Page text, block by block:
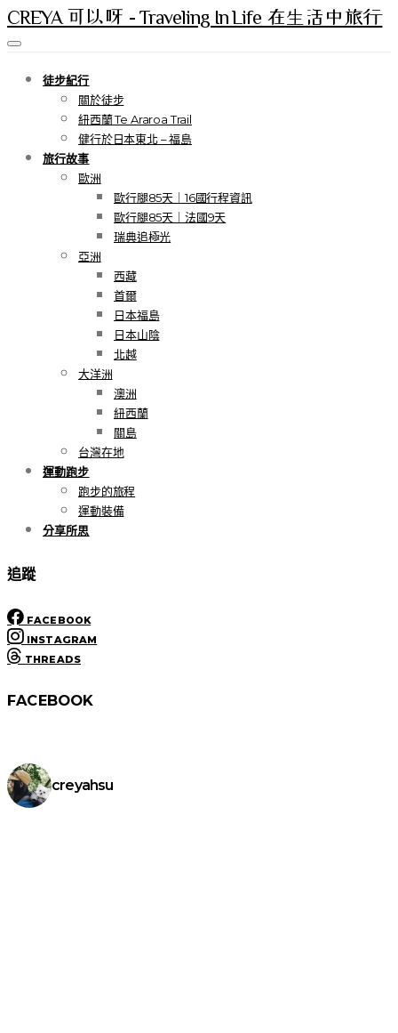
CREYA 可以呀 - Traveling In Life 在生活中旅行
徒步紀行
關於徒步
紐西蘭 Te Araroa Trail
健行於日本東北 – 福島
旅行故事
歐洲
歐行腿85天｜16國行程資訊
歐行腿85天｜法國9天
瑞典追極光
亞洲
西藏
首爾
日本福島
日本山陰
北越
大洋洲
澳洲
紐西蘭
關島
台灣在地
運動跑步
跑步的旅程
運動裝備
分享所思
追蹤
FACEBOOK
INSTAGRAM
THREADS
FACEBOOK
creyahsu